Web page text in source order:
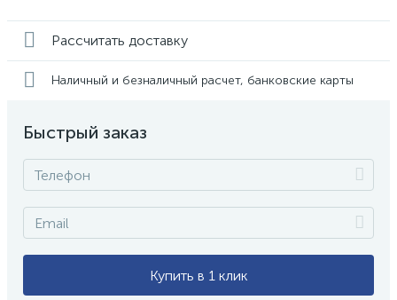
Рассчитать доставку
Наличный и безналичный расчет, банковские карты
Быстрый заказ
Купить в 1 клик